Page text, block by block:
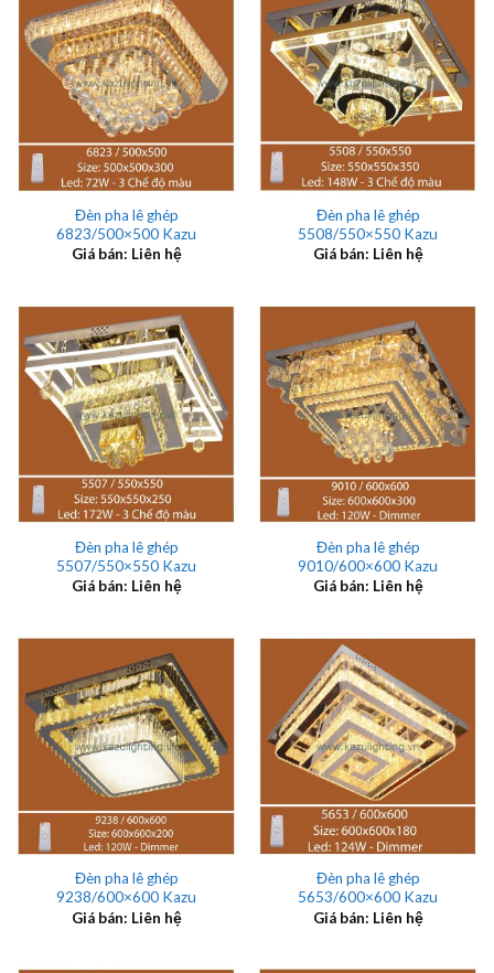
Đèn pha lê ghép
6823/500×500 Kazu
Giá bán: Liên hệ
Đèn pha lê ghép
5508/550×550 Kazu
Giá bán: Liên hệ
Đèn pha lê ghép
5507/550×550 Kazu
Giá bán: Liên hệ
Đèn pha lê ghép
9010/600×600 Kazu
Giá bán: Liên hệ
Đèn pha lê ghép
9238/600×600 Kazu
Giá bán: Liên hệ
Đèn pha lê ghép
5653/600×600 Kazu
Giá bán: Liên hệ